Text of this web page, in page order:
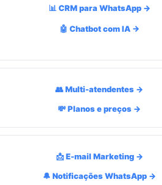
📊 CRM para WhatsApp →
🤖 Chatbot com IA →
👥 Multi-atendentes →
💸 Planos e preços →
📩 E-mail Marketing →
🔔 Notificações WhatsApp →